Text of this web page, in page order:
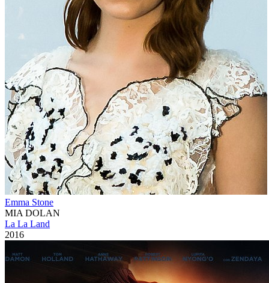
Emma Stone
MIA DOLAN
La La Land
2016